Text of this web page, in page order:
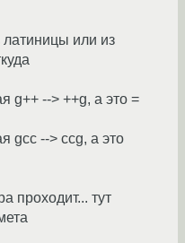
латиницы или из
g++ --> ++g, а это =
gcc --> ccg, а это
проходит... тут